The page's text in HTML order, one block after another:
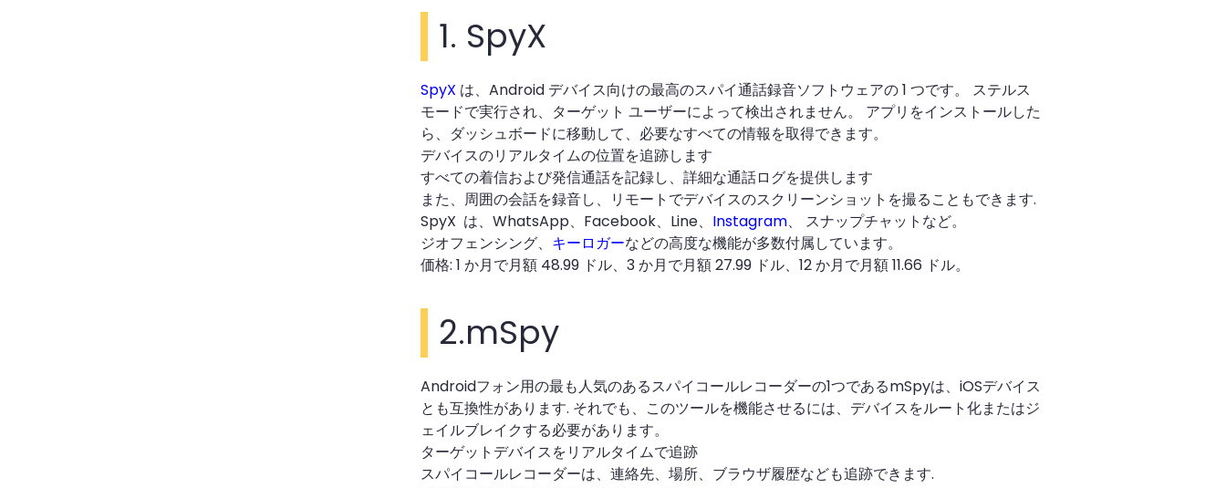
1. SpyX
SpyX は、Android デバイス向けの最高のスパイ通話録音ソフトウェアの 1 つです。 ステルス
モードで実行され、ターゲット ユーザーによって検出されません。 アプリをインストールした
ら、ダッシュボードに移動して、必要なすべての情報を取得できます。
デバイスのリアルタイムの位置を追跡します
すべての着信および発信通話を記録し、詳細な通話ログを提供します
また、周囲の会話を録音し、リモートでデバイスのスクリーンショットを撮ることもできます.
SpyX は、WhatsApp、Facebook、Line、 Instagram、 スナップチャットなど。
ジオフェンシング、 キーロガーなどの高度な機能が多数付属しています。
価格: 1 か月で月額 48.99 ドル、3 か月で月額 27.99 ドル、12 か月で月額 11.66 ドル。
2.mSpy
Androidフォン用の最も人気のあるスパイコールレコーダーの1つであるmSpyは、iOSデバイス
とも互換性があります. それでも、このツールを機能させるには、デバイスをルート化またはジ
ェイルブレイクする必要があります。
ターゲットデバイスをリアルタイムで追跡
スパイコールレコーダーは、連絡先、場所、ブラウザ履歴なども追跡できます.